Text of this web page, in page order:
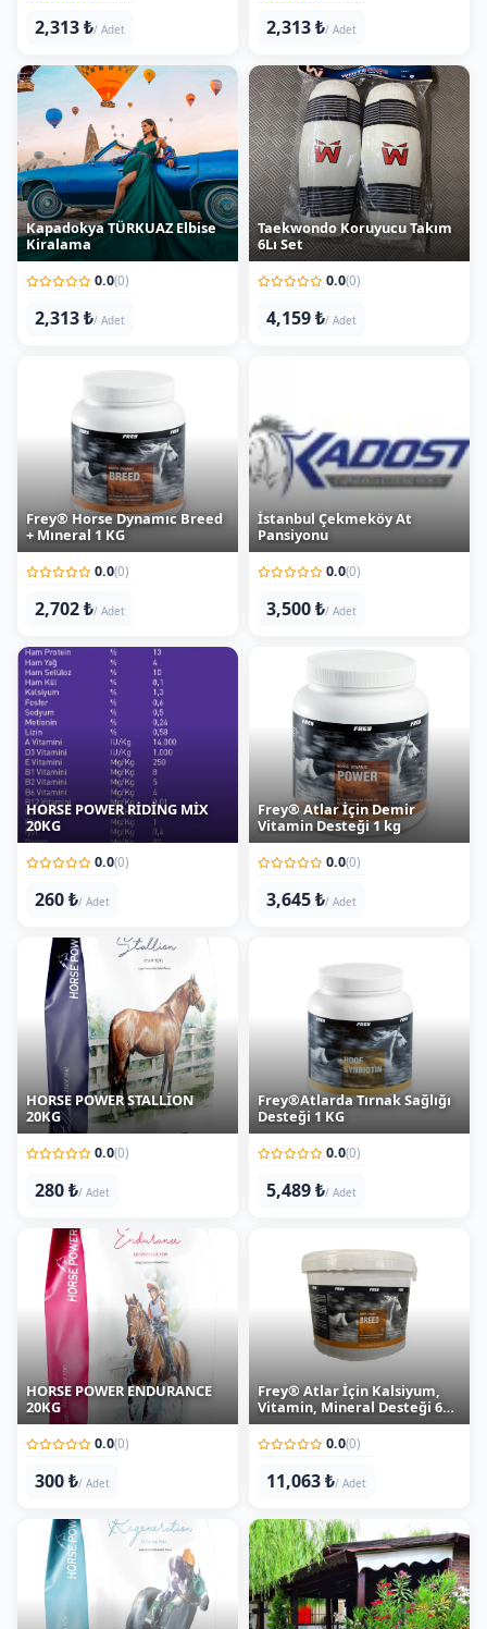
Kapadokya TÜRKUAZ Elbise
Kiralama
0.0
2,313 ₺ / Adet
Taekwondo Koruyucu Takım
6Lı Set
0.0(0)
4,159 ₺ / Adet
Frey® Horse Dynamıc Breed
+ Mıneral 1 KG
0.0(0)
2,702 ₺ / Adet
İstanbul Çekmeköy At
Pansiyonu
0.0
3,500 ₺ / Adet
HORSE POWER RİDİNG MİX
20KG
0.0(0)
260 ₺/ Adet
Frey® Atlar İçin Demir
Vitamin Desteği 1 kg
0.0(0)
3,645 ₺ / Adet
HORSE POWER STALLİON
20KG
0.0(0)
280 ₺/ Adet
Frey®Atlarda Tırnak Sağlığı
Desteği 1 KG
0.0(0)
5,489 ₺ / Adet
HORSE POWER ENDURANCE
20KG
(0)
300 ₺/ Adet
Frey® Atlar İçin Kalsiyum,
Vitamin, Mineral Desteği 6
KG
0.0(0)
11,063 ₺/ Adet